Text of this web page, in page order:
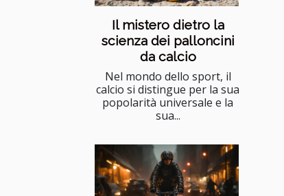
Il mistero dietro la
scienza dei palloncini
da calcio
Nel mondo dello sport, il
calcio si distingue per la sua
popolarità universale e la
sua...